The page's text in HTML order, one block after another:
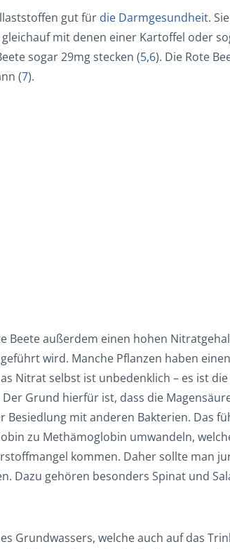
gut für die Darmgesundheit.
mit denen einer Kartoffel oder
sogar 29mg stecken (5,6). Die Rote
(7).
Beete außerdem einen hohen
wird. Manche Pflanzen haben
Nitrat selbst ist unbedenklich – es ist
Grund hierfür ist, dass die
Besiedlung mit anderen Bakterien.
zu Methämoglobin umwandeln,
kommen. Daher sollte man
Dazu gehören besonders Spinat und
Grundwassers, welche auch auf das